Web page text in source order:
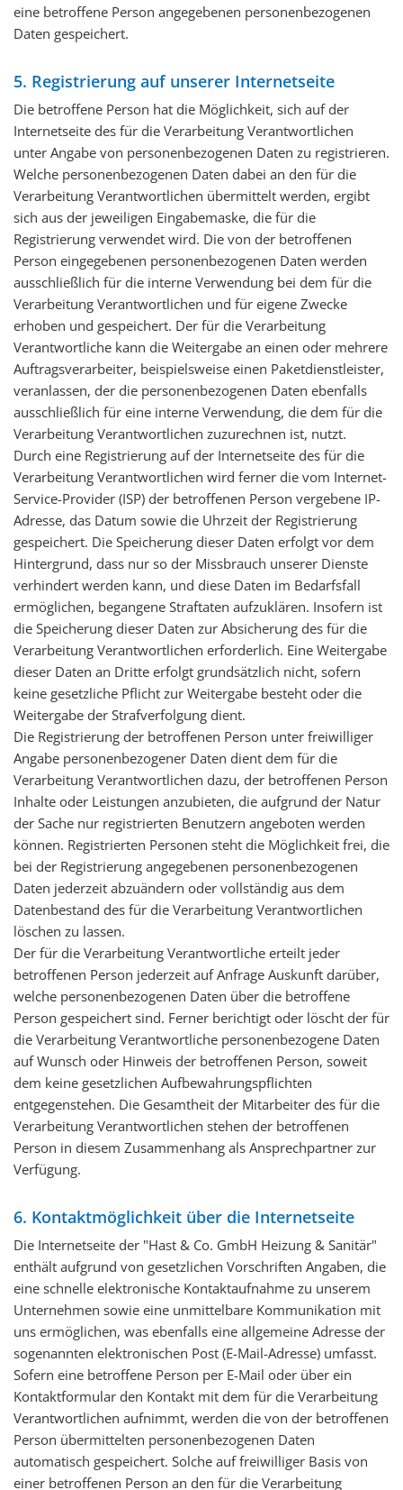
eine betroffene Person angegebenen personenbezogenen
Daten gespeichert.
5. Registrierung auf unserer Internetseite
Die betroffene Person hat die Möglichkeit, sich auf der
Internetseite des für die Verarbeitung Verantwortlichen
unter Angabe von personenbezogenen Daten zu registrieren.
Welche personenbezogenen Daten dabei an den für die
Verarbeitung Verantwortlichen übermittelt werden, ergibt
sich aus der jeweiligen Eingabemaske, die für die
Registrierung verwendet wird. Die von der betroffenen
Person eingegebenen personenbezogenen Daten werden
ausschließlich für die interne Verwendung bei dem für die
Verarbeitung Verantwortlichen und für eigene Zwecke
erhoben und gespeichert. Der für die Verarbeitung
Verantwortliche kann die Weitergabe an einen oder mehrere
Auftragsverarbeiter, beispielsweise einen Paketdienstleister,
veranlassen, der die personenbezogenen Daten ebenfalls
ausschließlich für eine interne Verwendung, die dem für die
Verarbeitung Verantwortlichen zuzurechnen ist, nutzt.
Durch eine Registrierung auf der Internetseite des für die
Verarbeitung Verantwortlichen wird ferner die vom Internet-
Service-Provider (ISP) der betroffenen Person vergebene IP-
Adresse, das Datum sowie die Uhrzeit der Registrierung
gespeichert. Die Speicherung dieser Daten erfolgt vor dem
Hintergrund, dass nur so der Missbrauch unserer Dienste
verhindert werden kann, und diese Daten im Bedarfsfall
ermöglichen, begangene Straftaten aufzuklären. Insofern ist
die Speicherung dieser Daten zur Absicherung des für die
Verarbeitung Verantwortlichen erforderlich. Eine Weitergabe
dieser Daten an Dritte erfolgt grundsätzlich nicht, sofern
keine gesetzliche Pflicht zur Weitergabe besteht oder die
Weitergabe der Strafverfolgung dient.
Die Registrierung der betroffenen Person unter freiwilliger
Angabe personenbezogener Daten dient dem für die
Verarbeitung Verantwortlichen dazu, der betroffenen Person
Inhalte oder Leistungen anzubieten, die aufgrund der Natur
der Sache nur registrierten Benutzern angeboten werden
können. Registrierten Personen steht die Möglichkeit frei, die
bei der Registrierung angegebenen personenbezogenen
Daten jederzeit abzuändern oder vollständig aus dem
Datenbestand des für die Verarbeitung Verantwortlichen
löschen zu lassen.
Der für die Verarbeitung Verantwortliche erteilt jeder
betroffenen Person jederzeit auf Anfrage Auskunft darüber,
welche personenbezogenen Daten über die betroffene
Person gespeichert sind. Ferner berichtigt oder löscht der für
die Verarbeitung Verantwortliche personenbezogene Daten
auf Wunsch oder Hinweis der betroffenen Person, soweit
dem keine gesetzlichen Aufbewahrungspflichten
entgegenstehen. Die Gesamtheit der Mitarbeiter des für die
Verarbeitung Verantwortlichen stehen der betroffenen
Person in diesem Zusammenhang als Ansprechpartner zur
Verfügung.
6. Kontaktmöglichkeit über die Internetseite
Die Internetseite der "Hast & Co. GmbH Heizung & Sanitär"
enthält aufgrund von gesetzlichen Vorschriften Angaben, die
eine schnelle elektronische Kontaktaufnahme zu unserem
Unternehmen sowie eine unmittelbare Kommunikation mit
uns ermöglichen, was ebenfalls eine allgemeine Adresse der
sogenannten elektronischen Post (E-Mail-Adresse) umfasst.
Sofern eine betroffene Person per E-Mail oder über ein
Kontaktformular den Kontakt mit dem für die Verarbeitung
Verantwortlichen aufnimmt, werden die von der betroffenen
Person übermittelten personenbezogenen Daten
automatisch gespeichert. Solche auf freiwilliger Basis von
einer betroffenen Person an den für die Verarbeitung